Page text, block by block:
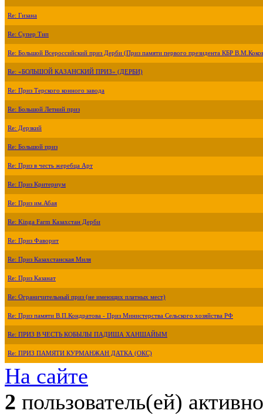
Re: Гизана
Re: Супер Тип
Re: Большой Всероссийский приз Дерби (Приз памяти первого президента КБР
Re: «БОЛЬШОЙ КАЗАНСКИЙ ПРИЗ» (ДЕРБИ)
Re: Приз Терского конного завода
Re: Большой Летний приз
Re: Дерзкий
Re: Большой приз
Re: Приз в честь жеребца Арт
Re: Приз Критериум
Re: Приз им.Абая
Re: Kinga Farm Казахстан Дерби
Re: Приз Фаворит
Re: Приз Казахстанская Миля
Re: Приз Казанат
Re: Ограничительный приз (не имеющих платных мест)
Re: Приз памяти В.П.Кондратова - Приз Министерства Сельского хозяйства РФ
Re: ПРИЗ В ЧЕСТЬ КОБЫЛЫ ПАДИША ХАНШАЙЫМ
Re: ПРИЗ ПАМЯТИ КУРМАНЖАН ДАТКА (ОКС)
На сайте
2 пользователь(ей) активно